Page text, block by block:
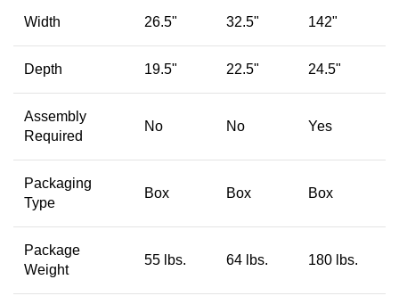
Width 26.5" 32.5" 142"
Depth 19.5" 22.5" 24.5"
Assembly
Required
No No Yes
Packaging
Type
Box Box Box
Package
Weight
55 lbs. 64 lbs. 180 lbs.